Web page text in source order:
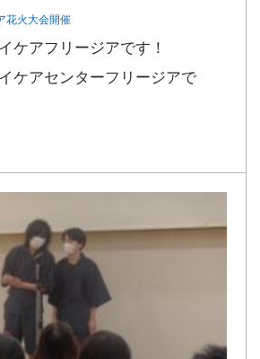
花火大会開催
ケアフリージアです！
ケアセンターフリージアで